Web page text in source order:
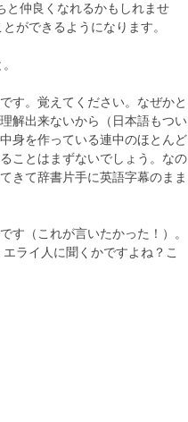
と仲良くなれるかもしれませ
ができるようになります。
す。覚えてください。なぜかと
解出来ないから（日本語もつい
身を作っている連中のほとんど
ことはまずないでしょう。なの
きて辞書片手に英語字幕のまま
す（これが言いたかった！）。
ライ人に聞くかですよね？こ